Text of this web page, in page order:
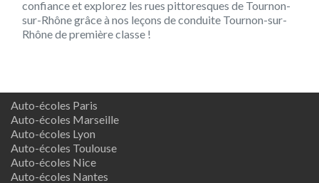
confiance et explorez les rues pittoresques de Tournon-
sur-Rhône grâce à nos leçons de conduite Tournon-sur-
Rhône de première classe !
Auto-écoles Paris
Auto-écoles Marseille
Auto-écoles Lyon
Auto-écoles Toulouse
Auto-écoles Nice
Auto-écoles Nantes